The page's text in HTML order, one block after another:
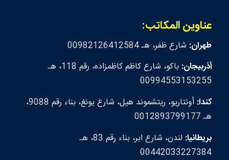
عناوين المكاتب:
طهران: شارع ظفر، هـ 00982126412584
أذربيجان:
باكو، شارع كاظم كاظمزاده، رقم 118، هـ
00994553153255
كندا:
أونتاريو، ريتشموند هيل، شارع يونغ، بناء رقم 9088،
هـ 0012893799177
بريطانيا:
لندن، شارع ابر، بناء رقم 83، هـ
00442033227384